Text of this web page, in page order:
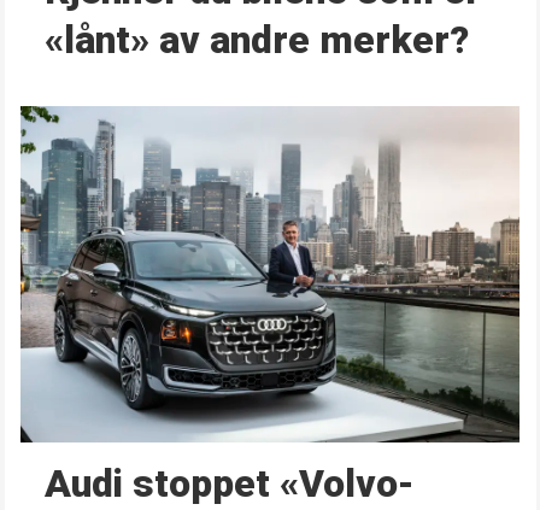
«lånt» av andre merker?
Audi stoppet «Volvo-